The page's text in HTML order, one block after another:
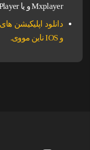
Mxplayer و یا KmPlayer استفاده کنید.
و IOS ناین مووی.